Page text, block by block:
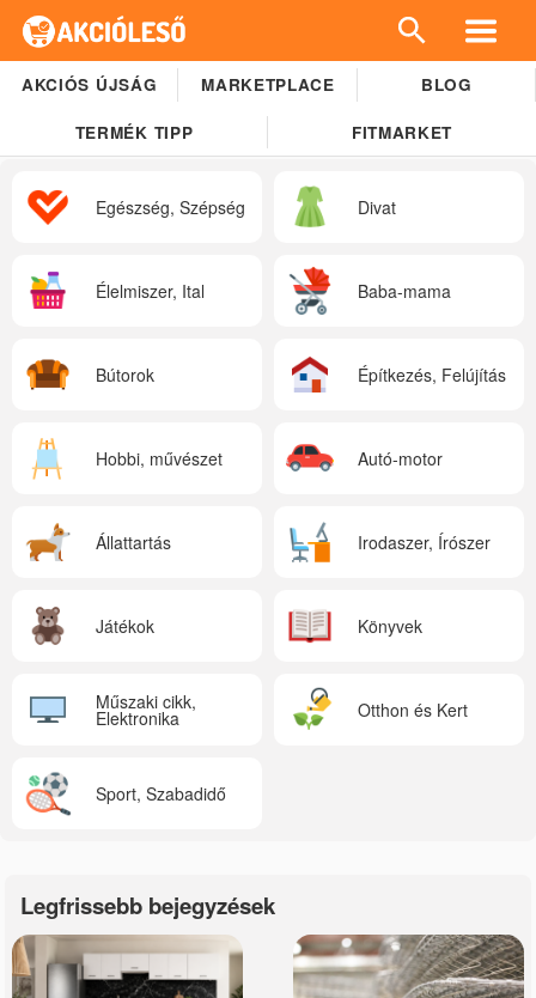
AKCIÓS ÚJSÁG MARKETPLACE BLOG
TERMÉK TIPP FITMARKET
Egészség, Szépség Divat
Élelmiszer, Ital Baba-mama
Bútorok Építkezés, Felújítás
Hobbi, művészet Autó-motor
Állattartás Irodaszer, Írószer
Játékok Könyvek
Műszaki cikk,
Elektronika Otthon és Kert
Sport, Szabadidő
Legfrissebb bejegyzések